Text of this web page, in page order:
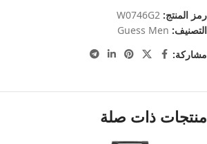
رمز المنتج: W0746G2
التصنيف: Guess Men
مشاركة:
منتجات ذات صلة